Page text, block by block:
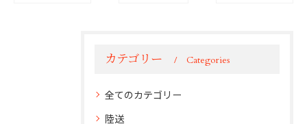
カテゴリー Categories
全てのカテゴリー
陸送